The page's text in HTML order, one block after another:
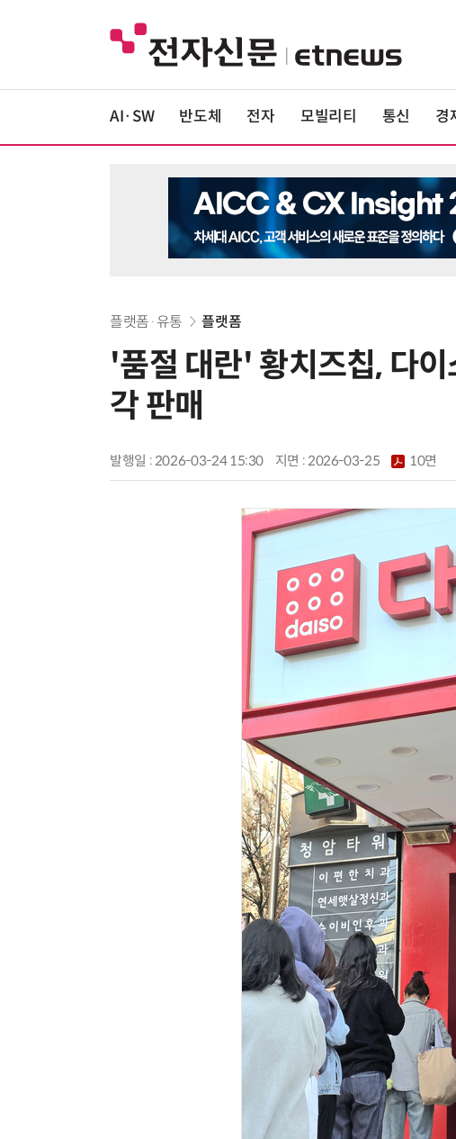
AI·SW 반도체 전자 모빌리티 통신 경
플랫폼·유통 플랫폼
'품절 대란' 황치즈칩, 다
각 판매
발행일 : 2026-03-24 15:30 지면 :2026-03-25 10면